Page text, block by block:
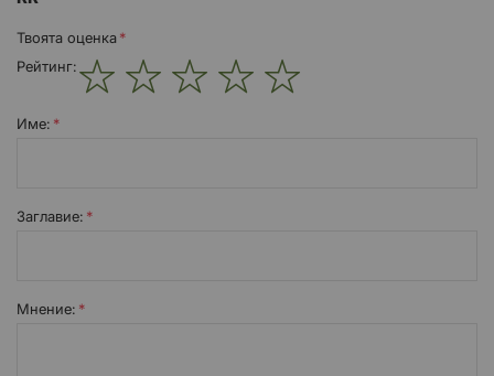
Твоята оценка
Рейтинг:
Име:
Заглавиe:
Мнение: